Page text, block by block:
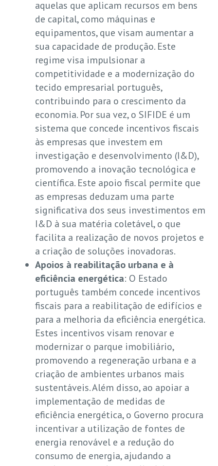
aquelas que aplicam recursos em bens
de capital, como máquinas e
equipamentos, que visam aumentar a
sua capacidade de produção. Este
regime visa impulsionar a
competitividade e a modernização do
tecido empresarial português,
contribuindo para o crescimento da
economia. Por sua vez, o SIFIDE é um
sistema que concede incentivos fiscais
às empresas que investem em
investigação e desenvolvimento (I&D),
promovendo a inovação tecnológica e
científica. Este apoio fiscal permite que
as empresas deduzam uma parte
significativa dos seus investimentos em
I&D à sua matéria coletável, o que
facilita a realização de novos projetos e
a criação de soluções inovadoras.
Apoios à reabilitação urbana e à
eficiência energética: O Estado
português também concede incentivos
fiscais para a reabilitação de edifícios e
para a melhoria da eficiência energética.
Estes incentivos visam renovar e
modernizar o parque imobiliário,
promovendo a regeneração urbana e a
criação de ambientes urbanos mais
sustentáveis. Além disso, ao apoiar a
implementação de medidas de
eficiência energética, o Governo procura
incentivar a utilização de fontes de
energia renovável e a redução do
consumo de energia, ajudando a